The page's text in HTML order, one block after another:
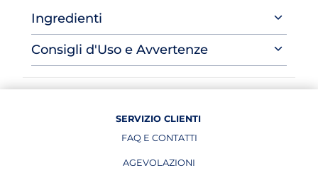
Ingredienti
Consigli d'Uso e Avvertenze
SERVIZIO CLIENTI
FAQ E CONTATTI
AGEVOLAZIONI